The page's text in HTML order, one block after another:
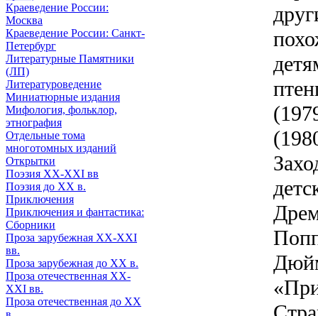
Краеведение России:
Москва
Краеведение России: Санкт-
Петербург
Литературные Памятники
(ЛП)
Литературоведение
Миниатюрные издания
Мифология, фольклор,
этнография
Отдельные тома
многотомных изданий
Открытки
Поэзия XX-XXI вв
Поэзия до XX в.
Приключения
Приключения и фантастика:
Сборники
Проза зарубежная XX-XXI
вв.
Проза зарубежная до XX в.
Проза отечественная XX-
XXI вв.
Проза отечественная до XX